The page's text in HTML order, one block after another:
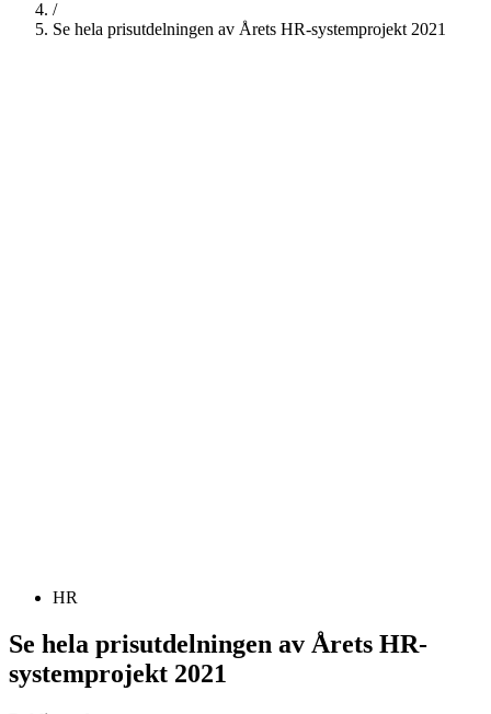
/
Se hela prisutdelningen av Årets HR-systemprojekt 2021
HR
Se hela prisutdelningen av Årets HR-
systemprojekt 2021